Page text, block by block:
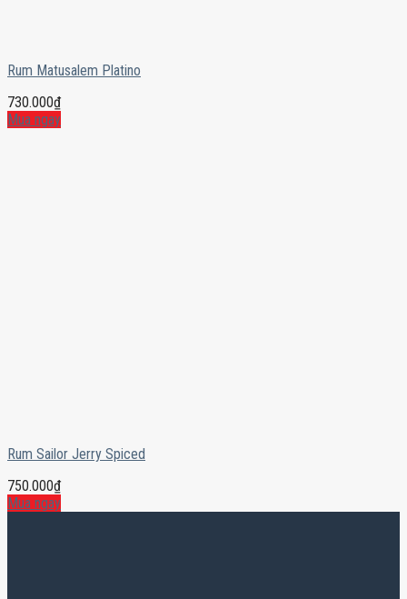
Rum Matusalem Platino
730.000₫
Mua ngay
Rum Sailor Jerry Spiced
750.000₫
Mua ngay